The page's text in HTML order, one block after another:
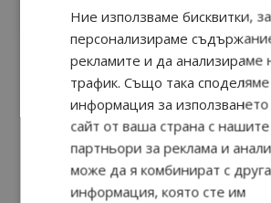
Ние използваме бисквитки,
персонализираме
рекламите и да анализираме
трафик. Също така споделяме
информация за
сайт от ваша страна с нашите
партньори за реклама и
може да я комбинират с друга
информация, която сте им